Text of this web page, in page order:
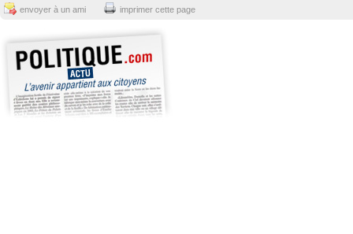
envoyer à un ami imprimer cette page